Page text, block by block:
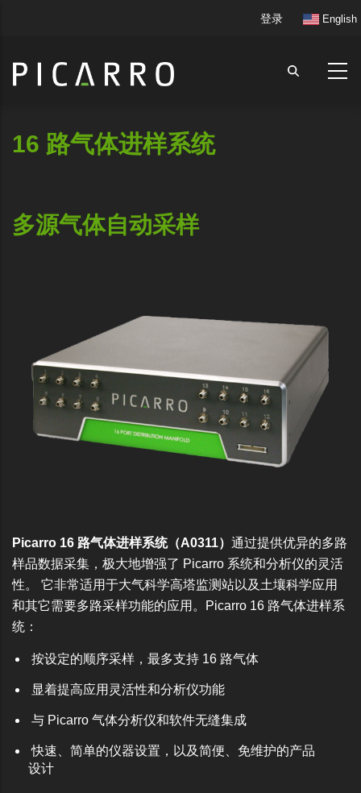
User
登录 English
16 路气体进样系统
多源气体自动采样
Picarro 16 路气体进样系统（A0311） 通过提供优异的多路
样品数据采集，极大地增强了 Picarro 系统和分析仪的灵活
性。 它非常适用于大气科学高塔监测站以及土壤科学应用
和其它需要多路采样功能的应用。Picarro 16 路气体进样系
统：
按设定的顺序采样，最多支持 16 路气体
显着提高应用灵活性和分析仪功能
与 Picarro 气体分析仪和软件无缝集成
快速、简单的仪器设置，以及简便、免维护的产品
设计